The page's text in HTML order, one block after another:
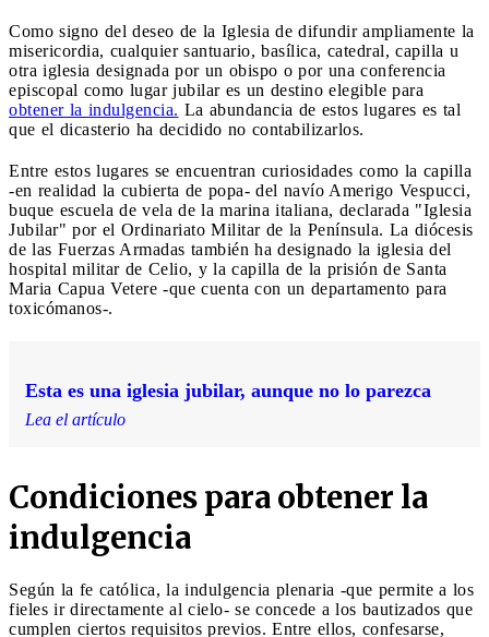
Como signo del deseo de la Iglesia de difundir ampliamente la
misericordia, cualquier santuario, basílica, catedral, capilla u
otra iglesia designada por un obispo o por una conferencia
episcopal como lugar jubilar es un destino elegible para
obtener la indulgencia. La abundancia de estos lugares es tal
que el dicasterio ha decidido no contabilizarlos.
Entre estos lugares se encuentran curiosidades como la capilla
-en realidad la cubierta de popa- del navío Amerigo Vespucci,
buque escuela de vela de la marina italiana, declarada "Iglesia
Jubilar" por el Ordinariato Militar de la Península. La diócesis
de las Fuerzas Armadas también ha designado la iglesia del
hospital militar de Celio, y la capilla de la prisión de Santa
Maria Capua Vetere -que cuenta con un departamento para
toxicómanos-.
Esta es una iglesia jubilar, aunque no lo parezca
Lea el artículo
Condiciones para obtener la
indulgencia
Según la fe católica, la indulgencia plenaria -que permite a los
fieles ir directamente al cielo- se concede a los bautizados que
cumplen ciertos requisitos previos. Entre ellos, confesarse,